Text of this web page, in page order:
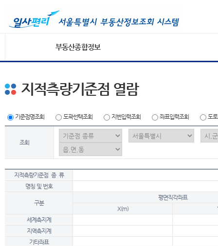
부동산종합정보
지적측량기준점 열람
기준점명조회 도곽선택조회 지번입력조회 좌표입력조회 도
조회
지적측량기준점 종 류
명칭 및 번호
구분
평면직각좌표
X(m)
세계측지계
지역측지계
기타좌표